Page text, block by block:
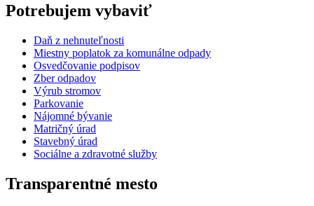
Potrebujem vybaviť
Daň z nehnuteľnosti
Miestny poplatok za komunálne odpady
Osvedčovanie podpisov
Zber odpadov
Výrub stromov
Parkovanie
Nájomné bývanie
Matričný úrad
Stavebný úrad
Sociálne a zdravotné služby
Transparentné mesto